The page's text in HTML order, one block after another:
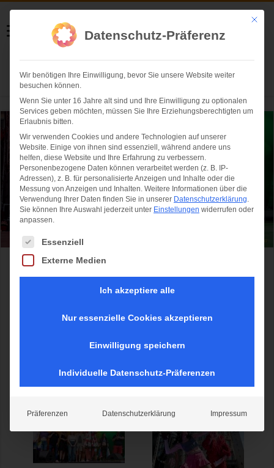
Helmut Swoboda
Fotografie
Herzlich willkommen
Christopher Street Day 2024
2024 - Pressekonferenz
Mit
Datenschutz-Präferenz
Wir benötigen Ihre Einwilligung, bevor Sie unsere Website weiter
besuchen können.
Wenn Sie unter 16 Jahre alt sind und Ihre Einwilligung zu optionalen
Services geben möchten, müssen Sie Ihre Erziehungsberechtigten um
Erlaubnis bitten.
Wir verwenden Cookies und andere Technologien auf unserer
Website. Einige von ihnen sind essenziell, während andere uns
helfen, diese Website und Ihre Erfahrung zu verbessern.
Personenbezogene Daten können verarbeitet werden (z. B. IP-
Adressen), z. B. für personalisierte Anzeigen und Inhalte oder die
Messung von Anzeigen und Inhalten. Weitere Informationen über die
Verwendung Ihrer Daten finden Sie in unserer Datenschutzerklärung.
Sie können Ihre Auswahl jederzeit unter Einstellungen widerrufen oder
anpassen.
Es folgt eine Liste der Service-Gruppen, für die eine Einwilligung
Essenziell
Externe Medien
Ich akzeptiere alle
Nur essenzielle Cookies akzeptieren
Einwilligung speichern
Individuelle Datenschutz-Präferenzen
Präferenzen Datenschutzerklärung Impressum